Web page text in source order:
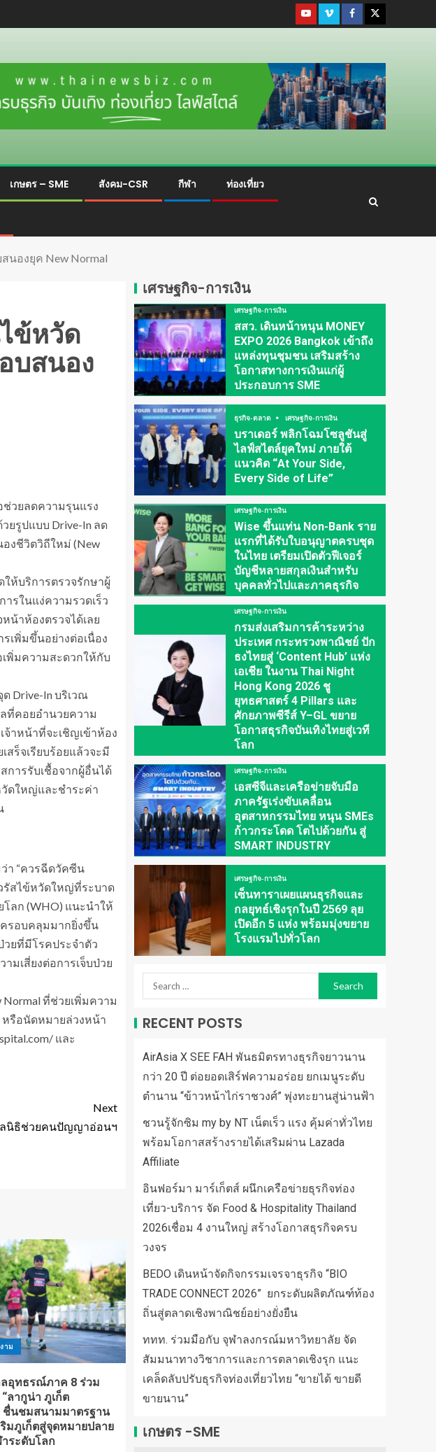
เกษตร – SME สังคม-CSR กีฬา ท่องเที่ยว
นองยุค New Normal
ข้หวัด
บสนอง
วยลดความรุนแรง
ยรูปแบบ Drive-In ลด
งชีวิตวิถีใหม่ (New
ให้บริการตรวจรักษาผู้
รในแง่ความรวดเร็ว
น้าห้องตรวจได้เลย
เพิ่มขึ้นอย่างต่อเนื่อง
พิ่มความสะดวกให้กับ
Drive-In บริเวณ
ที่คอยอำนวยความ
จ้าหน้าที่จะเชิญเข้าห้อง
ร็จเรียบร้อยแล้วจะมี
การรับเชื้อจากผู้อื่นได้
ดใหญ่และชำระค่า
า “ควรฉีดวัคซีน
รัสไข้หวัดใหญ่ที่ระบาด
ลก (WHO) แนะนำให้
รอบคลุมมากยิ่งขึ้น
วยที่มีโรคประจำตัว
มเสี่ยงต่อการเจ็บป่วย
ที่ช่วยเพิ่มความ
รือนัดหมายล่วงหน้า
และ
Next
นิธิช่วยคนปัญญาอ่อนฯ
าม
อุทธรณ์ภาค 8 ร่วม
ลากูน่า ภูเก็ต
ชื่นชมสนามมาตรฐาน
มภูเก็ตสู่จุดหมายปลาย
ระดับโลก
เศรษฐกิจ-การเงิน
เศรษฐกิจ-การเงิน
สสว. เดินหน้าหนุน MONEY
EXPO 2026 Bangkok เข้าถึง
แหล่งทุนชุมชน เสริมสร้าง
โอกาสทางการเงินแก่ผู้
ประกอบการ SME
ธุรกิจ-ตลาด เศรษฐกิจ-การเงิน
บราเดอร์ พลิกโฉมโซลูชันสู่
ไลฟ์สไตล์ยุคใหม่ ภายใต้
แนวคิด “At Your Side,
Every Side of Life”
เศรษฐกิจ-การเงิน
Wise ขึ้นแท่น Non-Bank ราย
แรกที่ได้รับใบอนุญาตครบชุด
ในไทย เตรียมเปิดตัวฟีเจอร์
บัญชีหลายสกุลเงินสำหรับ
บุคคลทั่วไปและภาคธุรกิจ
เศรษฐกิจ-การเงิน
กรมส่งเสริมการค้าระหว่าง
ประเทศ กระทรวงพาณิชย์ ปัก
ธงไทยสู่ ‘Content Hub’ แห่ง
เอเชีย ในงาน Thai Night
Hong Kong 2026 ชู
ยุทธศาสตร์ 4 Pillars และ
ศักยภาพซีรีส์ Y–GL ขยาย
โอกาสธุรกิจบันเทิงไทยสู่เวที
โลก
เศรษฐกิจ-การเงิน
เอสซีจีและเครือข่ายจับมือ
ภาครัฐเร่งขับเคลื่อน
อุตสาหกรรมไทย หนุน SMEs
ก้าวกระโดด โตไปด้วยกัน สู่
SMART INDUSTRY
เศรษฐกิจ-การเงิน
เซ็นทาราเผยแผนธุรกิจและ
กลยุทธ์เชิงรุกในปี 2569 ลุย
เปิดอีก 5 แห่ง พร้อมมุ่งขยาย
โรงแรมไปทั่วโลก
RECENT POSTS
AirAsia X SEE FAH พันธมิตรทางธุรกิจยาวนาน
กว่า 20 ปี ต่อยอดเสิร์ฟความอร่อย ยกเมนูระดับ
ตำนาน “ข้าวหน้าไก่ราชวงศ์” พุ่งทะยานสู่น่านฟ้า
ชวนรู้จักซิม my by NT เน็ตเร็ว แรง คุ้มค่าทั่วไทย
พร้อมโอกาสสร้างรายได้เสริมผ่าน Lazada
Affiliate
อินฟอร์มา มาร์เก็ตส์ ผนึกเครือข่ายธุรกิจท่อง
เที่ยว-บริการ จัด Food & Hospitality Thailand
2026เชื่อม 4 งานใหญ่ สร้างโอกาสธุรกิจครบ
วงจร
BEDO เดินหน้าจัดกิจกรรมเจรจาธุรกิจ “BIO
TRADE CONNECT 2026” ยกระดับผลิตภัณฑ์ท้อง
ถิ่นสู่ตลาดเชิงพาณิชย์อย่างยั่งยืน
ททท. ร่วมมือกับ จุฬาลงกรณ์มหาวิทยาลัย จัด
สัมมนาทางวิชาการและการตลาดเชิงรุก แนะ
เคล็ดลับปรับธุรกิจท่องเที่ยวไทย “ขายได้ ขายดี
ขายนาน”
เกษตร -SME